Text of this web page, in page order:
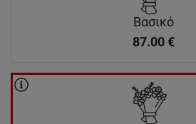
Βασικό
87.00 €